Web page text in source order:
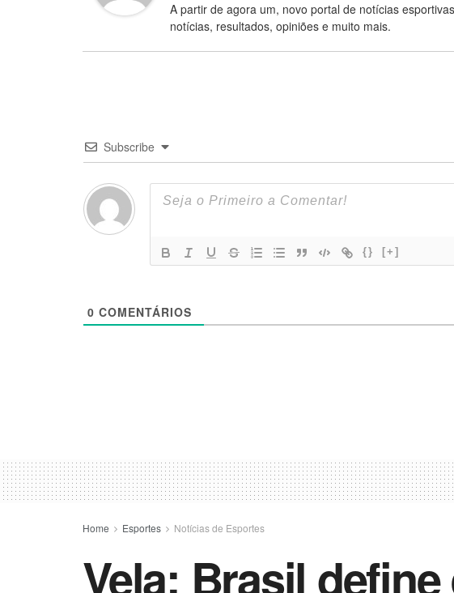
A partir de agora um, novo portal de notícias
notícias, resultados, opiniões e muito mais.
Subscribe
{} [+]
0 COMENTÁRIOS
Home Esportes Notícias de Esportes
Vela: Brasil